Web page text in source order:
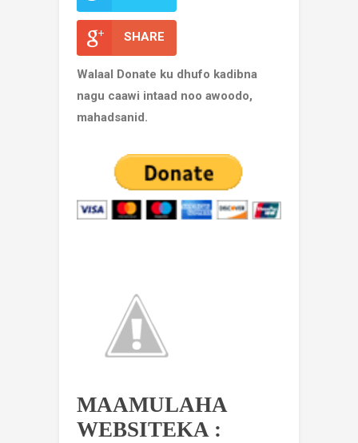
SHARE
Walaal Donate ku dhufo kadibna
nagu caawi intaad noo awoodo,
mahadsanid.
MAAMULAHA
WEBSITEKA :